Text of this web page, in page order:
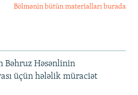
Bölmənin bütün materialları burada
Bəhruz Həsənlinin
üçün hələlik müraciət